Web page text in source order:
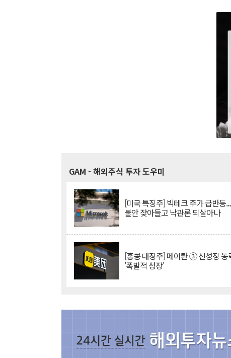
GAM - 해외주식 투자 도우미
[미국 특징주] 빅테크 주가 급반등
불안 잦아들고 낙관론 되살아나
[홍콩 대장주] 메이퇀 ③ 신성장 동
'폭발적 성장'